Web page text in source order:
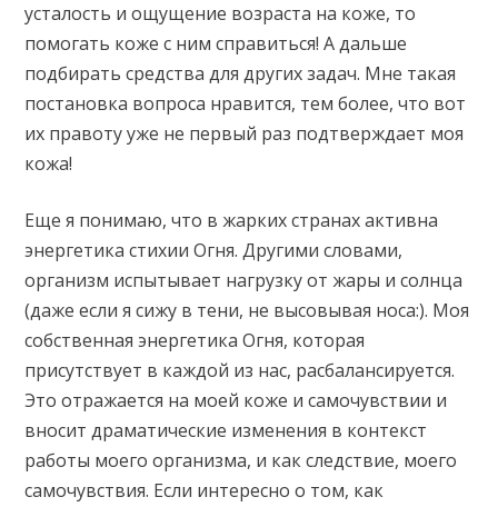
усталость и ощущение возраста на коже, то
помогать коже с ним справиться! А дальше
подбирать средства для других задач. Мне такая
постановка вопроса нравится, тем более, что вот
их правоту уже не первый раз подтверждает моя
кожа!
Еще я понимаю, что в жарких странах активна
энергетика стихии Огня. Другими словами,
организм испытывает нагрузку от жары и солнца
(даже если я сижу в тени, не высовывая носа:). Моя
собственная энергетика Огня, которая
присутствует в каждой из нас, расбалансируется.
Это отражается на моей коже и самочувствии и
вносит драматические изменения в контекст
работы моего организма, и как следствие, моего
самочувствия. Если интересно о том, как